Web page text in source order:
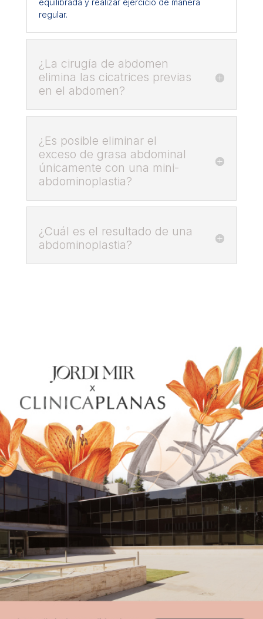
equilibrada y realizar ejercicio de manera
regular.
¿La cirugía de abdomen
elimina las cicatrices previas
en el abdomen?
¿Es posible eliminar el
exceso de grasa abdominal
únicamente con una mini-
abdominoplastia?
¿Cuál es el resultado de una
abdominoplastia?